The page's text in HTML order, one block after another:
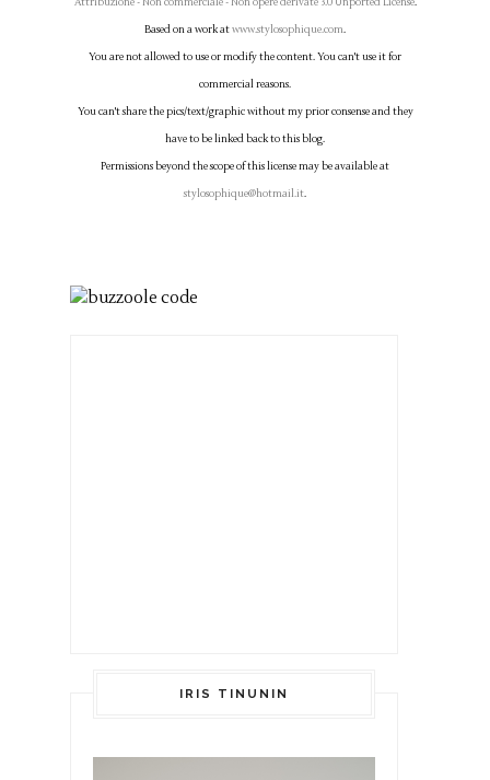
Based on a work atwww.stylosophique.com.
You are not allowed to use or modify the content. You can't use it for
commercial reasons.
You can't share the pics/text/graphic without my prior consense and they
have to be linked back to this blog.
Permissions beyond the scope of this license may be available at
stylosophique@hotmail.it.
IRIS TINUNIN